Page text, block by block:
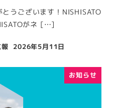
うございます！NISHISATO
がネ […]
2026年5月11日
お知らせ